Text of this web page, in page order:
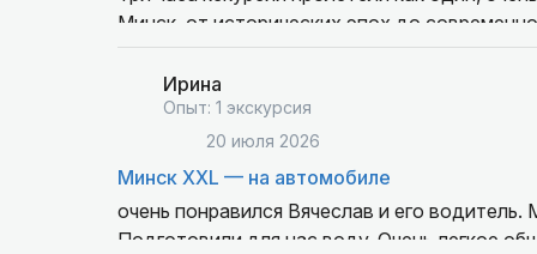
Минск, от исторических эпох до
Вячеслав отличный гид!
Ирина
Опыт: 1 экскурсия
20 июля 2026
Минск XXL — на автомобиле
очень понравился Вячеслав и его
Подготовили для нас воду. Очень легкое